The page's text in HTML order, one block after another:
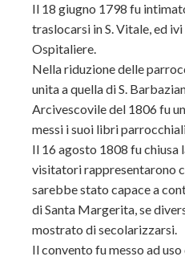
Il 18 giugno 1798 fu
traslocarsi in S. Vitale, ed
Ospitaliere.
Nella riduzione delle
unita a quella di S.
Arcivescovile del 1806 fu
messi i suoi libri
Il 16 agosto 1808 fu chiusa
visitatori rappresentarono
sarebbe stato capace a
di Santa Margerita, se
mostrato di secolarizzarsi.
Il convento fu messo ad